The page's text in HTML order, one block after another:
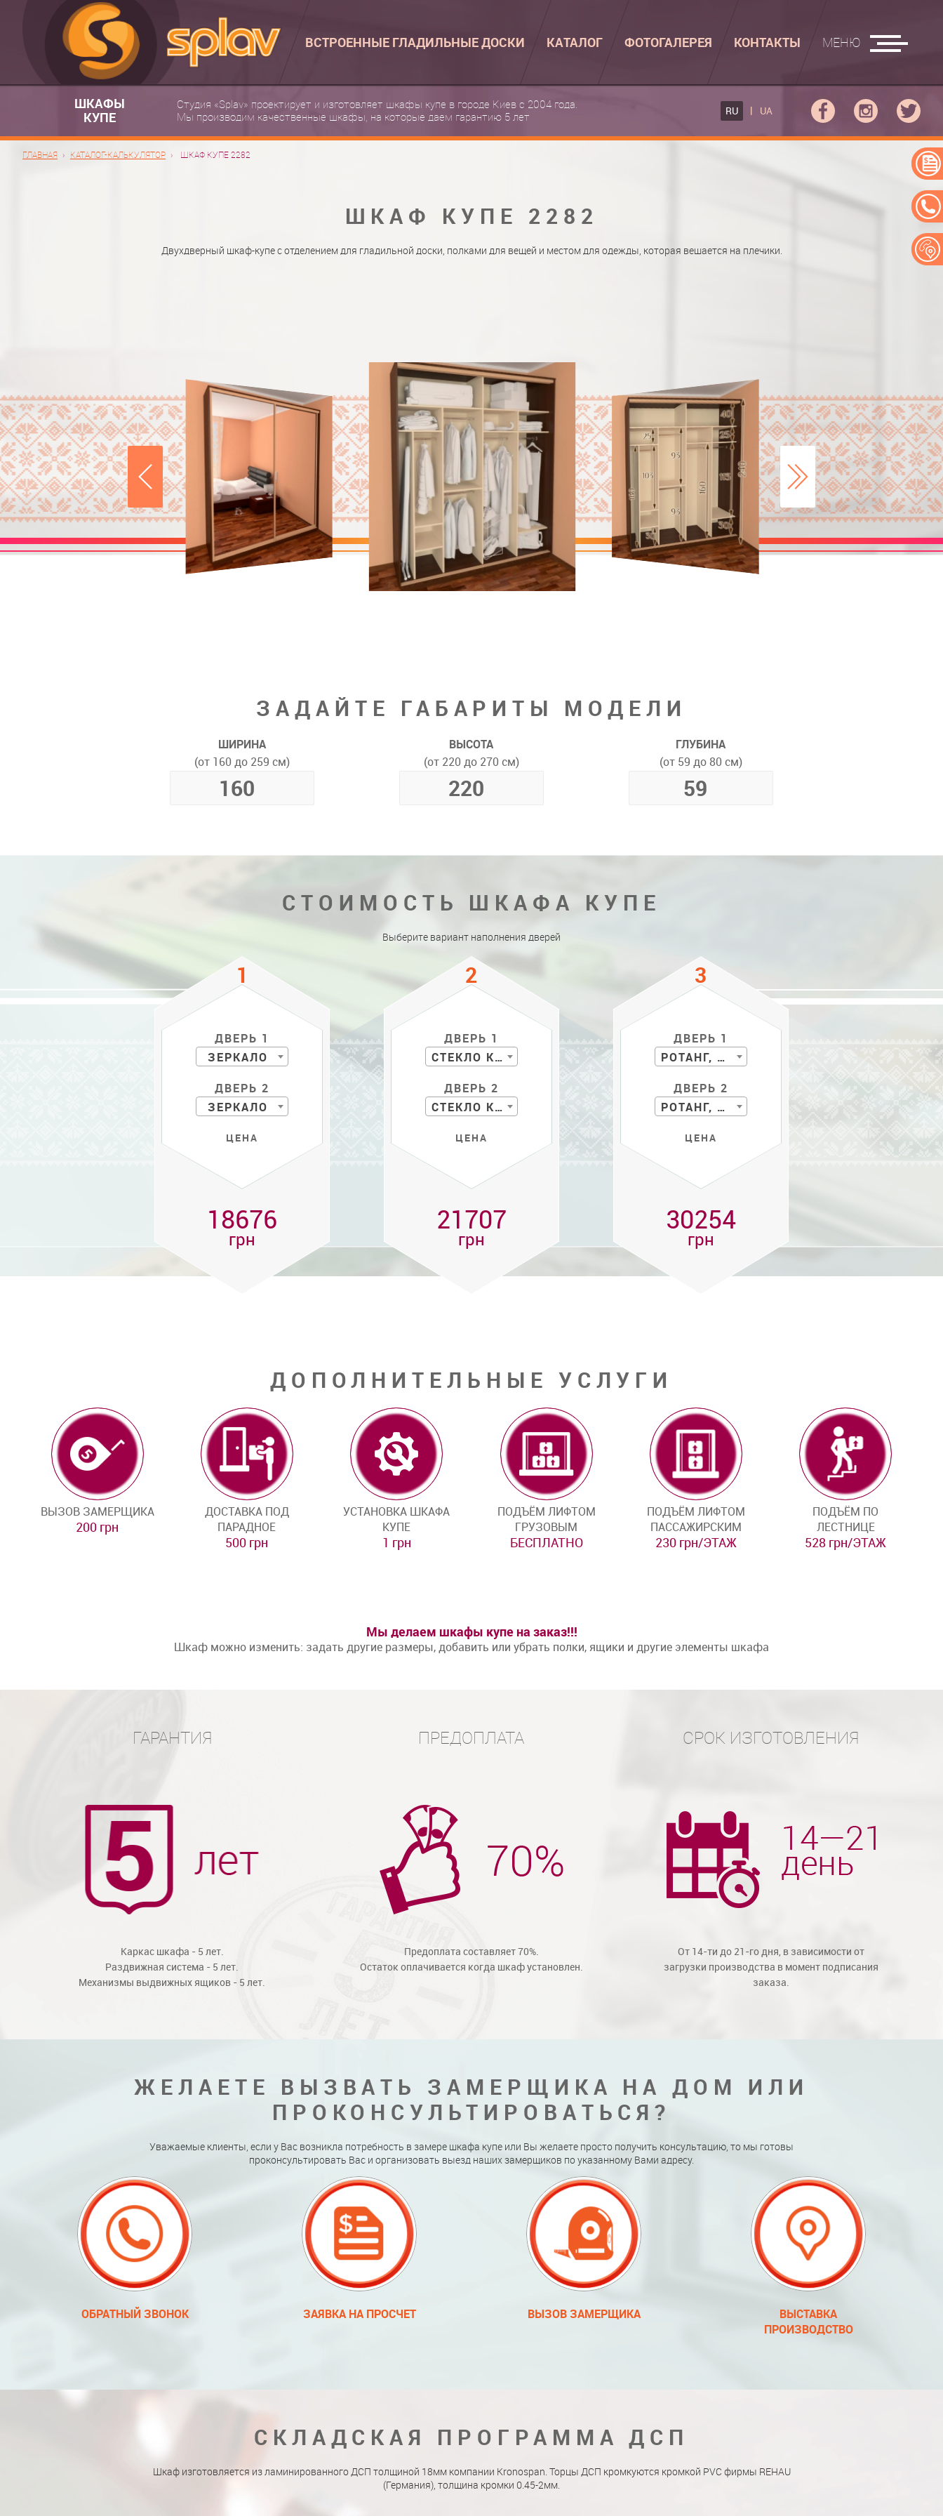
ВСТРОЕННЫЕ ГЛАДИЛЬНЫЕ ДОСКИ КАТАЛОГ ФОТОГАЛЕРЕЯ КОНТАКТЫ МЕНЮ
ШКАФЫ
КУПЕ
Студия «Splav» проектирует и изготовляет шкафы купе в городе Киев с 2004 года.
Мы производим качественные шкафы, на которые даем гарантию 5 лет
RU UA
ГЛАВНАЯ КАТАЛОГ-КАЛЬКУЛЯТОР ШКАФ КУПЕ 2282
ШКАФ КУПЕ 2282
Двухдверный шкаф-купе с отделением для гладильной доски, полками для вещей и местом для одежды, которая вешается на плечики.
ЗАДАЙТЕ ГАБАРИТЫ МОДЕЛИ
ШИРИНА
(от 160 до 259 см)
ВЫСОТА
(от 220 до 270 см)
ГЛУБИНА
(от 59 до 80 см)
СТОИМОСТЬ ШКАФА КУПЕ
Выберите вариант наполнения дверей
ДВЕРЬ 1
ЗЕРКАЛО
ДВЕРЬ 2
ЗЕРКАЛО
ЦЕНА
18676
грн
ДВЕРЬ 1
СТЕКЛО КР. С РИС.
ДВЕРЬ 2
СТЕКЛО КР. С РИС.
ЦЕНА
21707
грн
ДВЕРЬ 1
РОТАНГ, БАМБУК
ДВЕРЬ 2
РОТАНГ, БАМБУК
ЦЕНА
30254
грн
ДОПОЛНИТЕЛЬНЫЕ УСЛУГИ
ВЫЗОВ ЗАМЕРЩИКА
200 грн
ДОСТАВКА ПОД
ПАРАДНОЕ
500 грн
УСТАНОВКА ШКАФА
КУПЕ
1 грн
ПОДЪЁМ ЛИФТОМ
ГРУЗОВЫМ
БЕСПЛАТНО
ПОДЪЁМ ЛИФТОМ
ПАССАЖИРСКИМ
230 грн/ЭТАЖ
ПОДЪЁМ ПО
ЛЕСТНИЦЕ
528 грн/ЭТАЖ
Мы делаем шкафы купе на заказ!!!
Шкаф можно изменить: задать другие размеры, добавить или убрать полки, ящики и другие элементы шкафа
ГАРАНТИЯ
Каркас шкафа - 5 лет.
Раздвижная система - 5 лет.
Механизмы выдвижных ящиков - 5 лет.
ПРЕДОПЛАТА
Предоплата составляет 70%.
Остаток оплачивается когда шкаф установлен.
СРОК ИЗГОТОВЛЕНИЯ
От 14-ти до 21-го дня, в зависимости от
загрузки производства в момент подписания
заказа.
ЖЕЛАЕТЕ ВЫЗВАТЬ ЗАМЕРЩИКА НА ДОМ ИЛИ
ПРОКОНСУЛЬТИРОВАТЬСЯ?
Уважаемые клиенты, если у Вас возникла потребность в замере шкафа купе или Вы желаете просто получить консультацию, то мы готовы
проконсультировать Вас и организовать выезд наших замерщиков по указанному Вами адресу.
ОБРАТНЫЙ ЗВОНОК ЗАЯВКА НА ПРОСЧЕТ ВЫЗОВ ЗАМЕРЩИКА
ВЫСТАВКА
ПРОИЗВОДСТВО
СКЛАДСКАЯ ПРОГРАММА ДСП
Шкаф изготовляется из ламинированного ДСП толщиной 18мм компании Kronospan. Торцы ДСП кромкуются кромкой PVC фирмы REHAU
(Германия), толщина кромки 0.45-2мм.
ВСТРОЕННЫЕ ГЛАДИЛЬНЫЕ ДОСКИ
ФУРНИТУРА
О НАС
КОНТАКТЫ